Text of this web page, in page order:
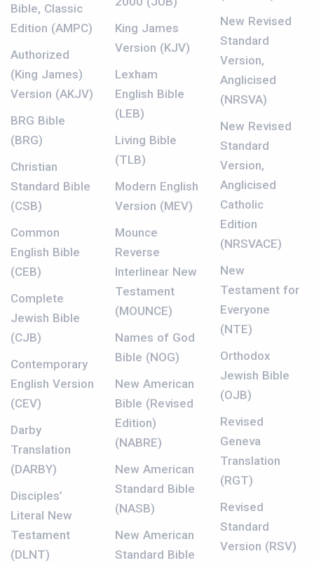
Bible, Classic
Edition (AMPC)
Authorized
(King James)
Version (AKJV)
BRG Bible
(BRG)
Christian
Standard Bible
(CSB)
Common
English Bible
(CEB)
Complete
Jewish Bible
(CJB)
Contemporary
English Version
(CEV)
Darby
Translation
(DARBY)
Disciples’
Literal New
Testament
(DLNT)
King James
Version (KJV)
Lexham
English Bible
(LEB)
Living Bible
(TLB)
Modern English
Version (MEV)
Mounce
Reverse
Interlinear New
Testament
(MOUNCE)
Names of God
Bible (NOG)
New American
Bible (Revised
Edition)
(NABRE)
New American
Standard Bible
(NASB)
New American
Standard Bible
New Revised
Standard
Version,
Anglicised
(NRSVA)
New Revised
Standard
Version,
Anglicised
Catholic
Edition
(NRSVACE)
New
Testament for
Everyone
(NTE)
Orthodox
Jewish Bible
(OJB)
Revised
Geneva
Translation
(RGT)
Revised
Standard
Version (RSV)